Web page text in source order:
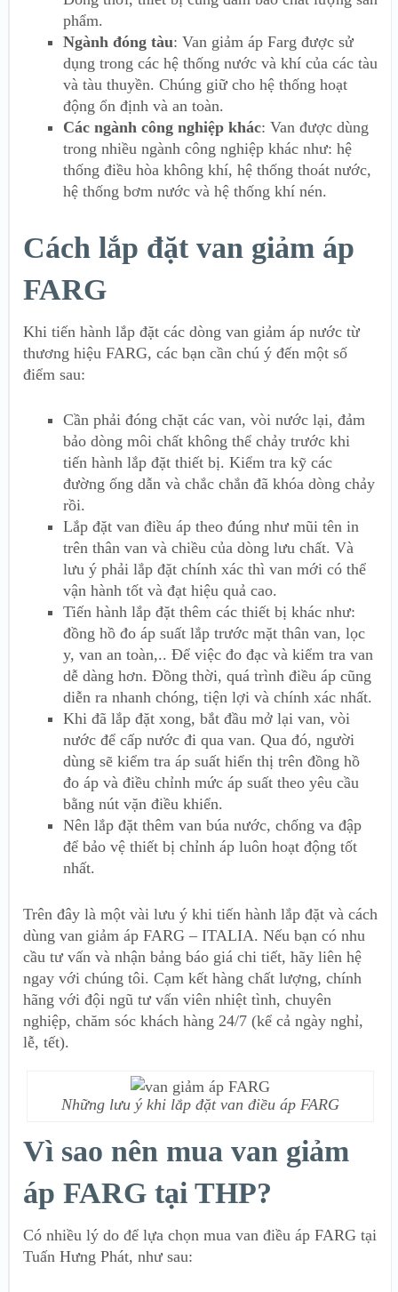
phẩm.
Ngành đóng tàu: Van giảm áp Farg được sử
dụng trong các hệ thống nước và khí của các tàu
và tàu thuyền. Chúng giữ cho hệ thống hoạt
động ổn định và an toàn.
Các ngành công nghiệp khác: Van được dùng
trong nhiều ngành công nghiệp khác như: hệ
thống điều hòa không khí, hệ thống thoát nước,
hệ thống bơm nước và hệ thống khí nén.
Cách lắp đặt van giảm áp
FARG
Khi tiến hành lắp đặt các dòng van giảm áp nước từ
thương hiệu FARG, các bạn cần chú ý đến một số
điểm sau:
Cần phải đóng chặt các van, vòi nước lại, đảm
bảo dòng môi chất không thể chảy trước khi
tiến hành lắp đặt thiết bị. Kiểm tra kỹ các
đường ống dẫn và chắc chắn đã khóa dòng chảy
rồi.
Lắp đặt van điều áp theo đúng như mũi tên in
trên thân van và chiều của dòng lưu chất. Và
lưu ý phải lắp đặt chính xác thì van mới có thể
vận hành tốt và đạt hiệu quả cao.
Tiến hành lắp đặt thêm các thiết bị khác như:
đồng hồ đo áp suất lắp trước mặt thân van, lọc
y, van an toàn,.. Để việc đo đạc và kiểm tra van
dễ dàng hơn. Đồng thời, quá trình điều áp cũng
diễn ra nhanh chóng, tiện lợi và chính xác nhất.
Khi đã lắp đặt xong, bắt đầu mở lại van, vòi
nước để cấp nước đi qua van. Qua đó, người
dùng sẽ kiểm tra áp suất hiển thị trên đồng hồ
đo áp và điều chỉnh mức áp suất theo yêu cầu
bằng nút vặn điều khiển.
Nên lắp đặt thêm van búa nước, chống va đập
để bảo vệ thiết bị chỉnh áp luôn hoạt động tốt
nhất.
Trên đây là một vài lưu ý khi tiến hành lắp đặt và cách
dùng van giảm áp FARG – ITALIA. Nếu bạn có nhu
cầu tư vấn và nhận bảng báo giá chi tiết, hãy liên hệ
ngay với chúng tôi. Cạm kết hàng chất lượng, chính
hãng với đội ngũ tư vấn viên nhiệt tình, chuyên
nghiệp, chăm sóc khách hàng 24/7 (kể cả ngày nghỉ,
lễ, tết).
Những lưu ý khi lắp đặt van điều áp FARG
Vì sao nên mua van giảm
áp FARG tại THP?
Có nhiều lý do để lựa chọn mua van điều áp FARG tại
Tuấn Hưng Phát, như sau: